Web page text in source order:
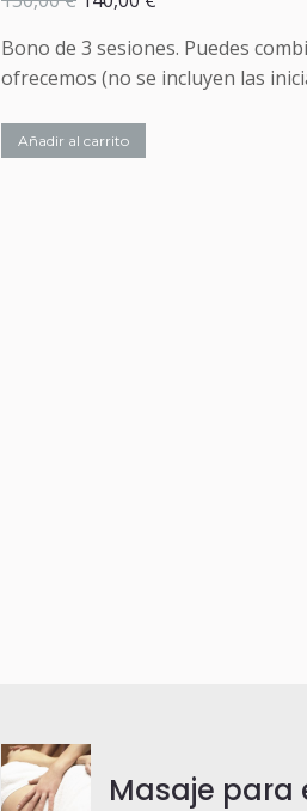
original
era:
150,00 €.
actual
es:
Bono de 3 sesiones. Puedes
ofrecemos (no se incluyen las
Añadir al carrito
Masaje